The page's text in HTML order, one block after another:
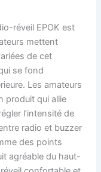
réveil EPOK est
mettent
de cet
se fond
Les amateurs
produit qui allie
l’intensité de
radio et buzzer
des points
agréable du haut-